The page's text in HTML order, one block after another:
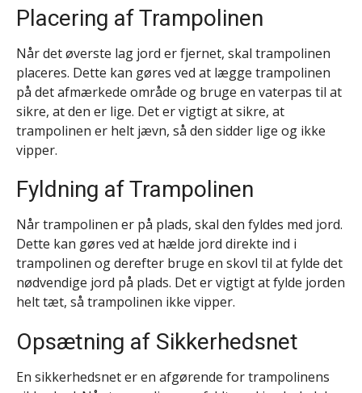
Placering af Trampolinen
Når det øverste lag jord er fjernet, skal trampolinen
placeres. Dette kan gøres ved at lægge trampolinen
på det afmærkede område og bruge en vaterpas til at
sikre, at den er lige. Det er vigtigt at sikre, at
trampolinen er helt jævn, så den sidder lige og ikke
vipper.
Fyldning af Trampolinen
Når trampolinen er på plads, skal den fyldes med jord.
Dette kan gøres ved at hælde jord direkte ind i
trampolinen og derefter bruge en skovl til at fylde det
nødvendige jord på plads. Det er vigtigt at fylde jorden
helt tæt, så trampolinen ikke vipper.
Opsætning af Sikkerhedsnet
En sikkerhedsnet er en afgørende for trampolinens